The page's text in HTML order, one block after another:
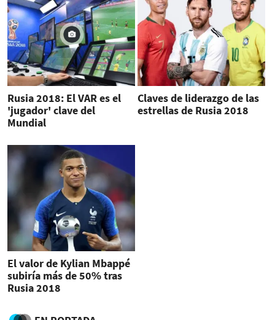
Rusia 2018: El VAR es el
'jugador' clave del
Mundial
Claves de liderazgo de las
estrellas de Rusia 2018
El valor de Kylian Mbappé
subiría más de 50% tras
Rusia 2018